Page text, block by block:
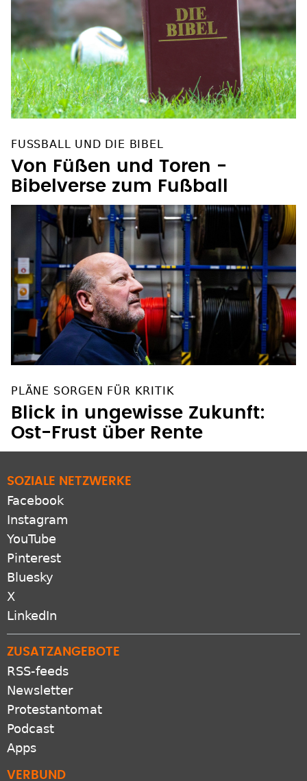
FUSSBALL UND DIE BIBEL
Von Füßen und Toren -
Bibelverse zum Fußball
PLÄNE SORGEN FÜR KRITIK
Blick in ungewisse Zukunft:
Ost-Frust über Rente
SOZIALE NETZWERKE
Facebook
Instagram
YouTube
Pinterest
Bluesky
X
LinkedIn
ZUSATZANGEBOTE
RSS-feeds
Newsletter
Protestantomat
Podcast
Apps
VERBUND